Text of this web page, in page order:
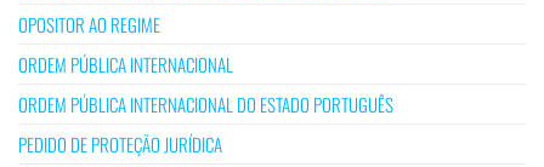
OPOSITOR AO REGIME
ORDEM PÚBLICA INTERNACIONAL
ORDEM PÚBLICA INTERNACIONAL DO ESTADO PORTUGUÊS
PEDIDO DE PROTEÇÃO JURÍDICA